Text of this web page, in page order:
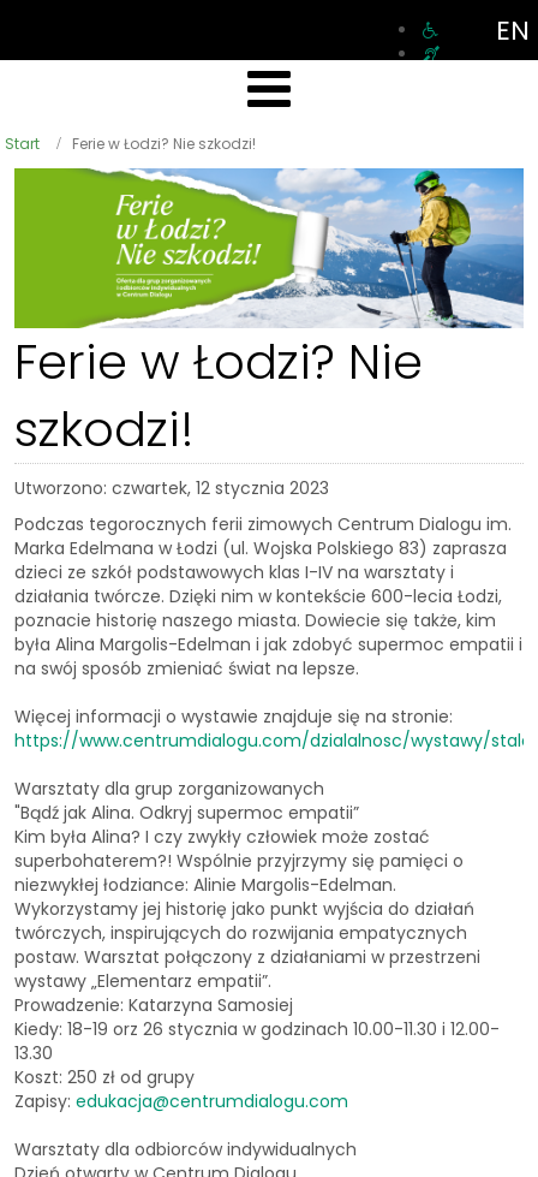
EN
Start Ferie w Łodzi? Nie szkodzi!
Ferie w Łodzi? Nie
szkodzi!
Utworzono: czwartek, 12 stycznia 2023
Podczas tegorocznych ferii zimowych Centrum Dialogu im.
Marka Edelmana w Łodzi (ul. Wojska Polskiego 83) zaprasza
dzieci ze szkół podstawowych klas I-IV na warsztaty i
działania twórcze. Dzięki nim w kontekście 600-lecia Łodzi,
poznacie historię naszego miasta. Dowiecie się także, kim
była Alina Margolis-Edelman i jak zdobyć supermoc empatii i
na swój sposób zmieniać świat na lepsze.
Więcej informacji o wystawie znajduje się na stronie:
https://www.centrumdialogu.com/dzialalnosc/wystawy/stale
Warsztaty dla grup zorganizowanych
"Bądź jak Alina. Odkryj supermoc empatii”
Kim była Alina? I czy zwykły człowiek może zostać
superbohaterem?! Wspólnie przyjrzymy się pamięci o
niezwykłej łodziance: Alinie Margolis-Edelman.
Wykorzystamy jej historię jako punkt wyjścia do działań
twórczych, inspirujących do rozwijania empatycznych
postaw. Warsztat połączony z działaniami w przestrzeni
wystawy „Elementarz empatii”.
Prowadzenie: Katarzyna Samosiej
Kiedy: 18-19 orz 26 stycznia w godzinach 10.00-11.30 i 12.00-
13.30
Koszt: 250 zł od grupy
Zapisy: edukacja@centrumdialogu.com
Warsztaty dla odbiorców indywidualnych